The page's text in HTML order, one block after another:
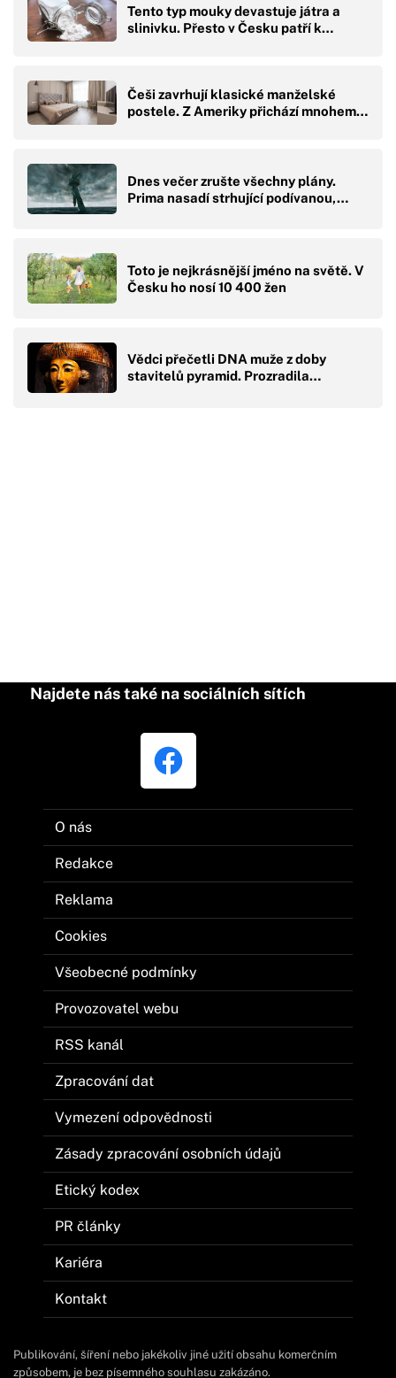
Tento typ mouky devastuje játra a
slinivku. Přesto v Česku patří k…
Češi zavrhují klasické manželské
postele. Z Ameriky přichází mnohem…
Dnes večer zrušte všechny plány.
Prima nasadí strhující podívanou,…
Toto je nejkrásnější jméno na světě. V
Česku ho nosí 10 400 žen
Vědci přečetli DNA muže z doby
stavitelů pyramid. Prozradila…
Najdete nás také na sociálních sítích
O nás
Redakce
Reklama
Cookies
Všeobecné podmínky
Provozovatel webu
RSS kanál
Zpracování dat
Vymezení odpovědnosti
Zásady zpracování osobních údajů
Etický kodex
PR články
Kariéra
Kontakt
Publikování, šíření nebo jakékoliv jiné užití obsahu komerčním
způsobem, je bez písemného souhlasu zakázáno.